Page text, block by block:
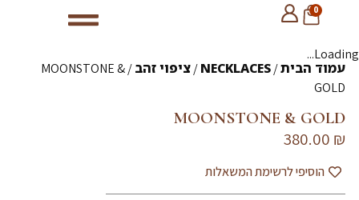
0
Loading...
עמוד הבית/
NECKLACES
/ציפוי זהב
/ MOONSTONE &
GOLD
MOONSTONE & GOLD
380.00 ₪
הוסיפי לרשימת המשאלות